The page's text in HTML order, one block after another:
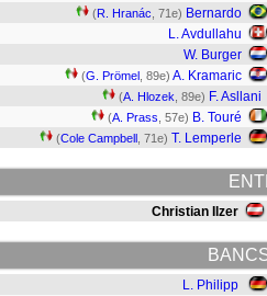
(R. Hranác , 71e) Bernardo
L. Avdullahu
W. Burger
(G. Prömel , 89e) A. Kramaric
(A. Hlozek , 89e) F. Asllani
(A. Prass , 57e) B. Touré
(Cole Campbell , 71e) T. Lemperle
Christian Ilzer
L. Philipp